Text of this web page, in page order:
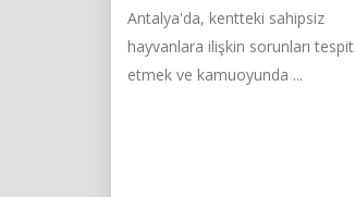
Antalya'da, kentteki sahipsiz
hayvanlara ilişkin sorunları tespit
etmek ve kamuoyunda ...